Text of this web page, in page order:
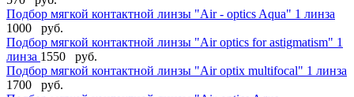
Подбор мягкой контактной линзы "Air - optics Aqua" 1 линза
1000 руб.
Подбор мягкой контактной линзы "Air optics for astigmatism" 1
линза 1550 руб.
Подбор мягкой контактной линзы "Air optix multifocal" 1 линза
1700 руб.